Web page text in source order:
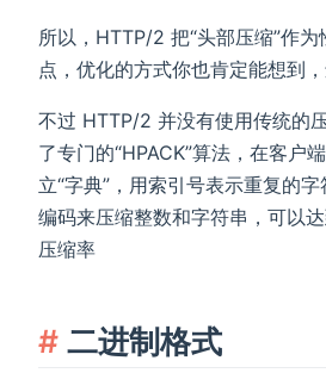
所以，HTTP/2 把“头部压缩”作
点，优化的方式你也肯定能想到，
不过 HTTP/2 并没有使用传统的
了专门的“HPACK”算法，在客户
立“字典”，用索引号表示重复的
编码来压缩整数和字符串，可以
压缩率
二进制格式